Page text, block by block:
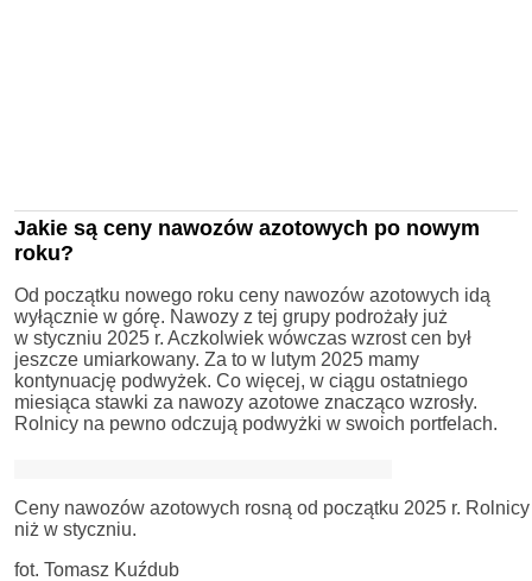
Jakie są ceny nawozów azotowych po nowym
roku?
Od początku nowego roku ceny nawozów azotowych idą
wyłącznie w górę. Nawozy z tej grupy podrożały już
w styczniu 2025 r. Aczkolwiek wówczas wzrost cen był
jeszcze umiarkowany. Za to w lutym 2025 mamy
kontynuację podwyżek. Co więcej, w ciągu ostatniego
miesiąca stawki za nawozy azotowe znacząco wzrosły.
Rolnicy na pewno odczują podwyżki w swoich portfelach.
Ceny nawozów azotowych rosną od początku 2025 r.
niż w styczniu.
fot. Tomasz Kuźdub